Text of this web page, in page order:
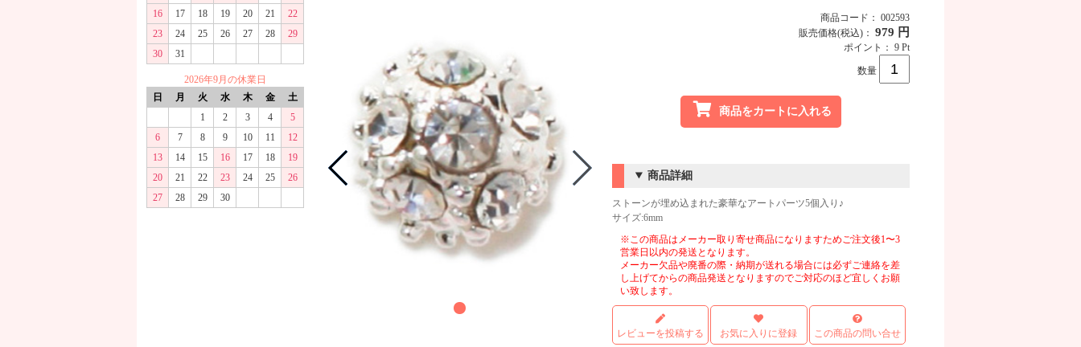
16
17 18 19 20 21
22
23
24 25 26 27 28
29
30
31
2026年9月の休業日
日
月 火 水 木 金
土
1
2 3 4
5
6
7 8 9 10 11
12
13
14 15 16 17 18
19
20
21 22 23 24 25
26
27
28 29 30
商品コード： 002593
販売価格(税込)： 979 円
ポイント： 9 Pt
数量
商品をカートに入れる
商品詳細
ストーンが埋め込まれた豪華なアートパーツ5個入り♪
サイズ:6mm
※この商品はメーカー取り寄せ商品になりますためご注文後1〜3
営業日以内の発送となります。
メーカー欠品や廃番の際・納期が送れる場合には必ずご連絡を差
し上げてからの商品発送となりますのでご対応のほど宜しくお願
い致します。
レビューを投稿する お気に入りに登録 この商品の問い合せ